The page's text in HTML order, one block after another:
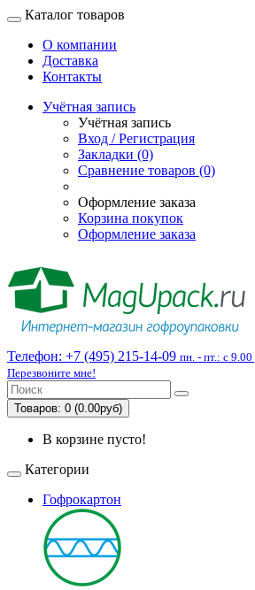
Каталог товаров
О компании
Доставка
Контакты
Учётная запись
Учётная запись
Вход / Регистрация
Закладки (0)
Сравнение товаров (0)
Оформление заказа
Корзина покупок
Оформление заказа
Телефон: +7 (495) 215-14-09 пн. - пт.: с
Перезвоните мне!
Товаров: 0 (0.00руб)
В корзине пусто!
Категории
Гофрокартон